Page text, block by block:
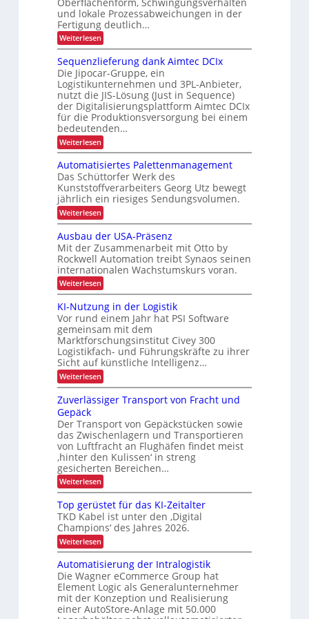
e
n
s
p
e
z
i
f
i
s
c
e
P
r
a
x
i
s
t
e
s
t
s
r
K
I
g
f
ü
r
R
e
c
c
l
i
n
g
h
ö
f
e
r
g
o
n
o
m
i
e
u
n
d
P
r
ä
z
i
s
i
o
n
i
m
n
n
e
r
b
e
t
r
e
b
l
i
c
h
e
n
L
a
s
t
e
n
t
und lokale Prozessabweichungen in der
Fertigung deutlich…
Weiterlesen:
S
c
h
n
e
l
l
e
r
e
P
r
o
z
e
s
s
r
ü
c
k
m
e
l
d
u
n
g
Sequenzlieferung dank Aimtec DCIx
Die Jipocar-Gruppe, ein
Logistikunternehmen und 3PL-Anbieter,
nutzt die JIS-Lösung (Just in Sequence)
der Digitalisierungsplattform Aimtec DCIx
für die Produktionsversorgung bei einem
bedeutenden…
Weiterlesen:
S
q
u
e
n
z
l
i
e
f
e
r
u
n
g
d
a
n
k
A
i
m
t
e
D
I
x
Automatisiertes Palettenmanagement
Das Schüttorfer Werk des
Kunststoffverarbeiters Georg Utz bewegt
jährlich ein riesiges Sendungsvolumen.
Weiterlesen:
A
u
t
o
m
a
t
i
i
e
r
t
e
s
P
a
l
e
t
e
n
m
a
n
a
g
e
m
e
n
t
Ausbau der USA-Präsenz
Mit der Zusammenarbeit mit Otto by
Rockwell Automation treibt Synaos seinen
internationalen Wachstumskurs voran.
Weiterlesen:
A
s
b
a
u
d
e
r
U
S
A
r
ä
s
e
n
z
KI-Nutzung in der Logistik
Vor rund einem Jahr hat PSI Software
gemeinsam mit dem
Marktforschungsinstitut Civey 300
Logistikfach- und Führungskräfte zu ihrer
Sicht auf künstliche Intelligenz…
Weiterlesen:
K
I
-
u
t
z
u
n
g
i
n
d
e
r
L
o
g
s
t
i
k
Zuverlässiger Transport von Fracht und
Gepäck
Der Transport von Gepäckstücken sowie
das Zwischenlagern und Transportieren
von Luftfracht an Flughäfen findet meist
‚hinter den Kulissen‘ in streng
gesicherten Bereichen…
Weiterlesen:
Z
u
v
e
r
l
ä
s
i
g
e
r
T
Top gerüstet für das KI-Zeitalter
TKD Kabel ist unter den ‚Digital
Champions‘ des Jahres 2026.
Weiterlesen:
T
o
p
g
e
r
ü
Automatisierung der Intralogistik
Die Wagner eCommerce Group hat
Element Logic als Generalunternehmer
mit der Konzeption und Realisierung
einer AutoStore-Anlage mit 50.000